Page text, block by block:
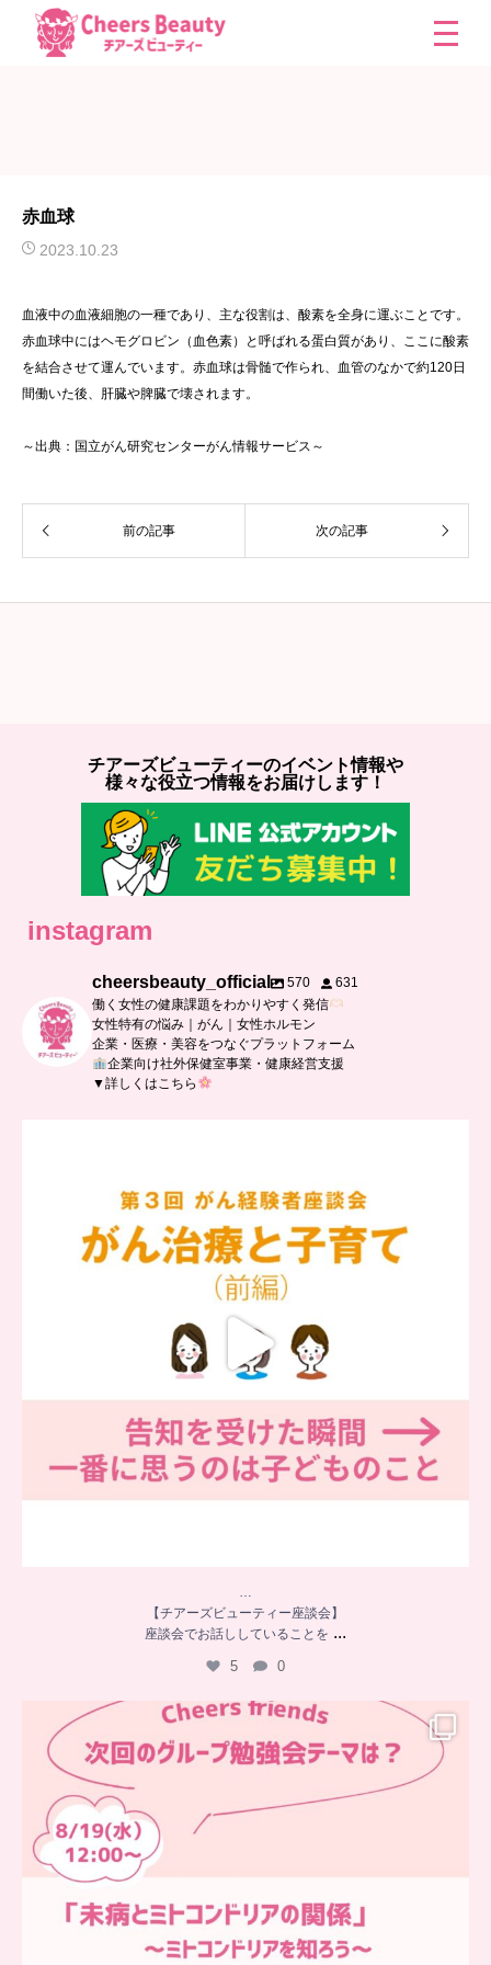
赤血球
2023.10.23
血液中の血液細胞の一種であり、主な役割は、酸素を全身に運ぶことです。
赤血球中にはヘモグロビン（血色素）と呼ばれる蛋白質があり、ここに酸素
を結合させて運んでいます。赤血球は骨髄で作られ、血管のなかで約120日
間働いた後、肝臓や脾臓で壊されます。
～出典：国立がん研究センターがん情報サービス～
前の記事 次の記事
チアーズビューティーのイベント情報や
様々な役立つ情報をお届けします！
instagram
cheersbeauty_official 570
631
働く女性の健康課題をわかりやすく発信
女性特有の悩み｜がん｜女性ホルモン
企業・医療・美容をつなぐプラットフォーム
企業向け社外保健室事業・健康経営支援
▼詳しくはこちら
…
【チアーズビューティー座談会】
座談会でお話ししていることを ...
5 0
…
グループ勉強会